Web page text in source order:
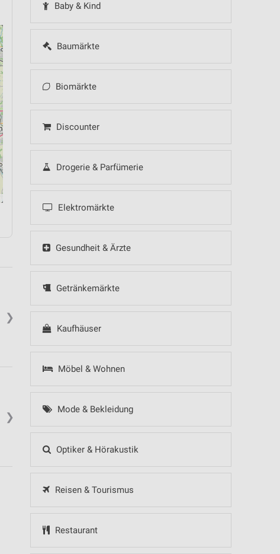
Baby & Kind
Baumärkte
Biomärkte
Discounter
Drogerie & Parfümerie
Elektromärkte
Gesundheit & Ärzte
Getränkemärkte
Kaufhäuser
Möbel & Wohnen
Mode & Bekleidung
Optiker & Hörakustik
Reisen & Tourismus
Restaurant
❯
❯